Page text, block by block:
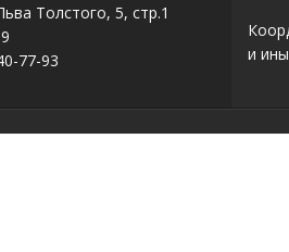
Толстого, 5, стр.1
77-93
и